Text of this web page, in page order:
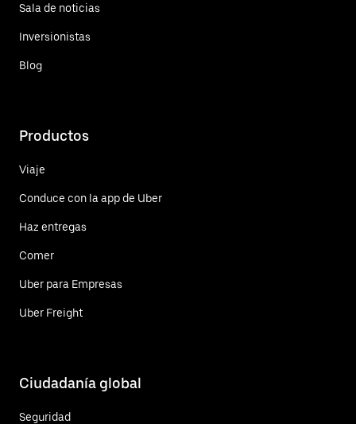
Sala de noticias
Inversionistas
Blog
Productos
Viaje
Conduce con la app de Uber
Haz entregas
Comer
Uber para Empresas
Uber Freight
Ciudadanía global
Seguridad